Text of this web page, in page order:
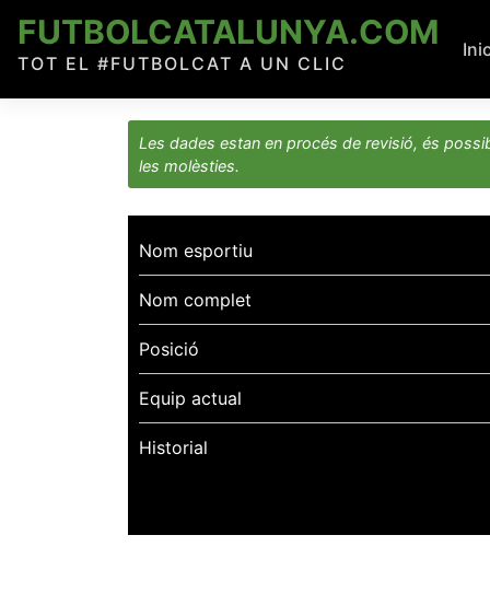
content
FUTBOLCATALUNYA.COM
TOT EL #FUTBOLCAT A UN CLIC
Les dades estan en procés de revisió, és
les molèsties.
Nom esportiu
Nom complet
Posició
Equip actual
Historial